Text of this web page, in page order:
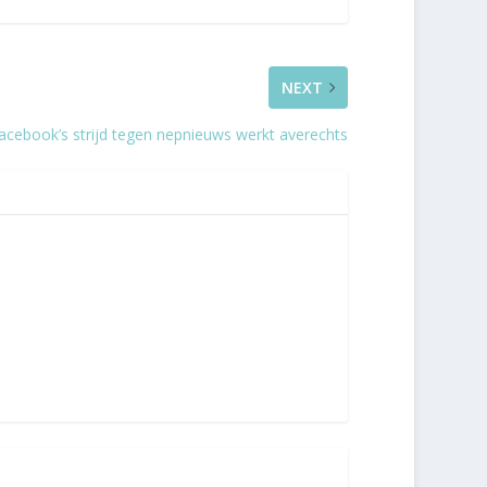
NEXT
strijd tegen nepnieuws werkt averechts